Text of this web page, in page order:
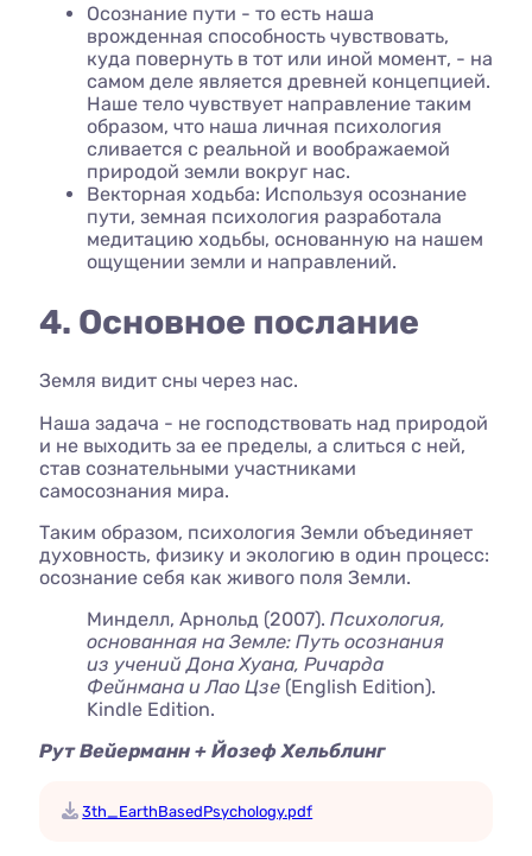
Осознание пути - то есть наша
врожденная способность чувствовать,
куда повернуть в тот или иной момент, - на
самом деле является древней концепцией.
Наше тело чувствует направление таким
образом, что наша личная психология
сливается с реальной и воображаемой
природой земли вокруг нас.
Векторная ходьба: Используя осознание
пути, земная психология разработала
медитацию ходьбы, основанную на нашем
ощущении земли и направлений.
4. Основное послание
Земля видит сны через нас.
Наша задача - не господствовать над природой
и не выходить за ее пределы, а слиться с ней,
став сознательными участниками
самосознания мира.
Таким образом, психология Земли объединяет
духовность, физику и экологию в один процесс:
осознание себя как живого поля Земли.
Минделл, Арнольд (2007). Психология,
основанная на Земле: Путь осознания
из учений Дона Хуана, Ричарда
Фейнмана и Лао Цзе (English Edition).
Kindle Edition.
Рут Вейерманн + Йозеф Хельблинг
3th_EarthBasedPsychology.pdf